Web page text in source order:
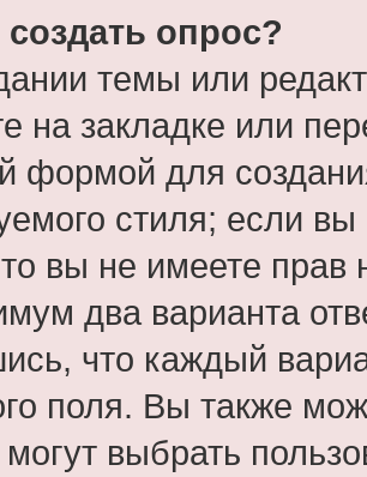
опрос?
темы или
на закладке или
формой для
стиля; если
вы не имеете прав
два варианта
что каждый
поля. Вы также
могут выбрать